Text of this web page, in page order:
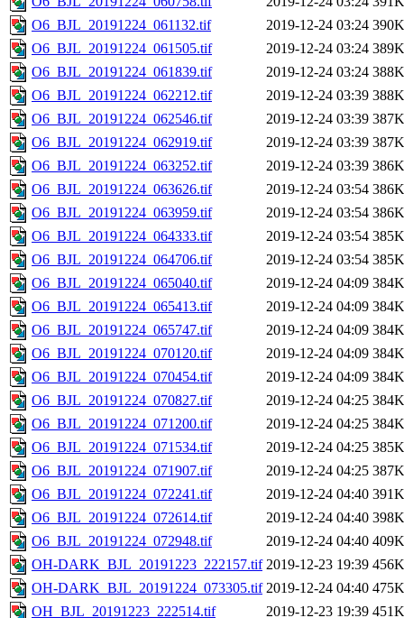
O6_BJL_20191224_061132.tif
2019-12-24 03:24 390K
O6_BJL_20191224_061505.tif
2019-12-24 03:24 389K
O6_BJL_20191224_061839.tif
2019-12-24 03:24 388K
O6_BJL_20191224_062212.tif
2019-12-24 03:39 388K
O6_BJL_20191224_062546.tif
2019-12-24 03:39 387K
O6_BJL_20191224_062919.tif
2019-12-24 03:39 387K
O6_BJL_20191224_063252.tif
2019-12-24 03:39 386K
O6_BJL_20191224_063626.tif
2019-12-24 03:54 386K
O6_BJL_20191224_063959.tif
2019-12-24 03:54 386K
O6_BJL_20191224_064333.tif
2019-12-24 03:54 385K
O6_BJL_20191224_064706.tif
2019-12-24 03:54 385K
O6_BJL_20191224_065040.tif
2019-12-24 04:09 384K
O6_BJL_20191224_065413.tif
2019-12-24 04:09 384K
O6_BJL_20191224_065747.tif
2019-12-24 04:09 384K
O6_BJL_20191224_070120.tif
2019-12-24 04:09 384K
O6_BJL_20191224_070454.tif
2019-12-24 04:09 384K
O6_BJL_20191224_070827.tif
2019-12-24 04:25 384K
O6_BJL_20191224_071200.tif
2019-12-24 04:25 384K
O6_BJL_20191224_071534.tif
2019-12-24 04:25 385K
O6_BJL_20191224_071907.tif
2019-12-24 04:25 387K
O6_BJL_20191224_072241.tif
2019-12-24 04:40 391K
O6_BJL_20191224_072614.tif
2019-12-24 04:40 398K
O6_BJL_20191224_072948.tif
2019-12-24 04:40 409K
OH-DARK_BJL_20191223_222157.tif 2019-12-23 19:39 456K
OH-DARK_BJL_20191224_073305.tif 2019-12-24 04:40 475K
OH_BJL_20191223_222514.tif
2019-12-23 19:39 451K